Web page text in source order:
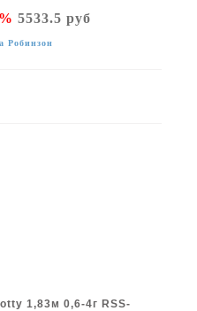
5533.5 руб
Робинзон
1,83м 0,6-4г RSS-